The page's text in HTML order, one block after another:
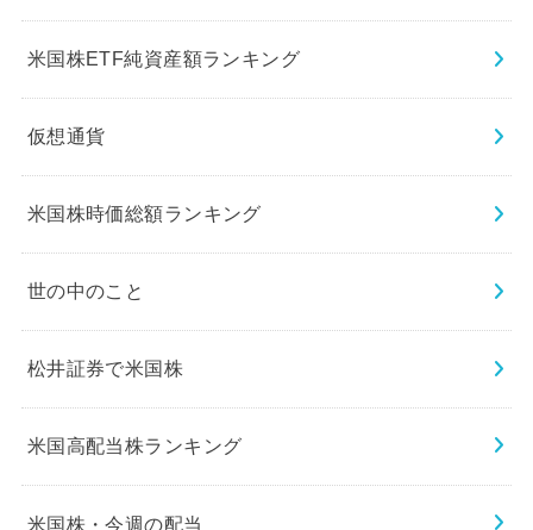
米国株ETF純資産額ランキング
仮想通貨
米国株時価総額ランキング
世の中のこと
松井証券で米国株
米国高配当株ランキング
米国株・今週の配当